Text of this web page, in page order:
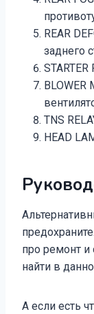
REAR
заднего
BLOWER
TNS
HEAD
про ремонт
найти в
А если есть